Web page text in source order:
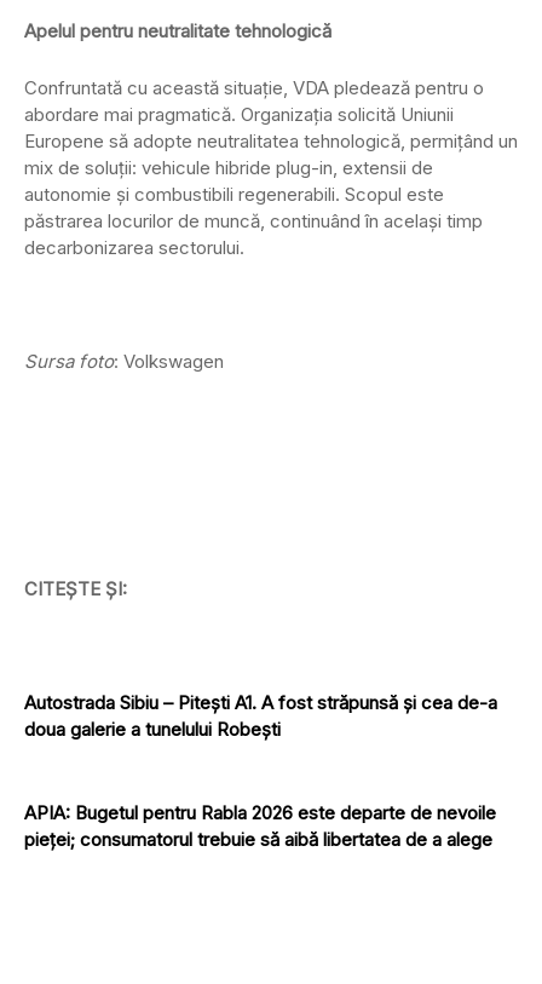
Apelul pentru neutralitate tehnologică
Confruntată cu această situație, VDA pledează pentru o
abordare mai pragmatică. Organizația solicită Uniunii
Europene să adopte neutralitatea tehnologică, permițând un
mix de soluții: vehicule hibride plug-in, extensii de
autonomie și combustibili regenerabili. Scopul este
păstrarea locurilor de muncă, continuând în același timp
decarbonizarea sectorului.
Sursa foto: Volkswagen
CITEȘTE ȘI:
Autostrada Sibiu – Pitești A1. A fost străpunsă și cea de-a
doua galerie a tunelului Robești
APIA: Bugetul pentru Rabla 2026 este departe de nevoile
pieței; consumatorul trebuie să aibă libertatea de a alege